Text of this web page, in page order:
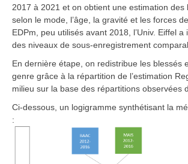
2017 à 2021 et on obtient une estimation des
selon le mode, l’âge, la gravité et les forces
EDPm, peu utilisés avant 2018, l’Univ. Eiffel
des niveaux de sous-enregistrement
En dernière étape, on redistribue les blessés
genre grâce à la répartition de l’estimation
milieu sur la base des répartitions observées
Ci-dessous, un logigramme synthétisant la
: